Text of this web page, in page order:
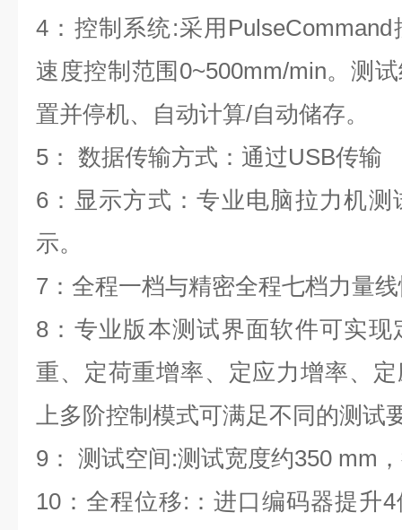
4：控制系统:采用
速度控制范围0~500mm/min。测
置并停机、自动计算/自动储存。
5： 数据传输方式：通过USB传输
6：显示方式：专业电脑拉力机
示。
7：全程一档与精密全程七档力量
8：专业版本测试界面软件可实
重、定荷重增率、定应力增率、
上多阶控制模式可满足不同的测试
9： 测试空间:测试宽度约350 mm
10：全程位移:：进口编码器提升